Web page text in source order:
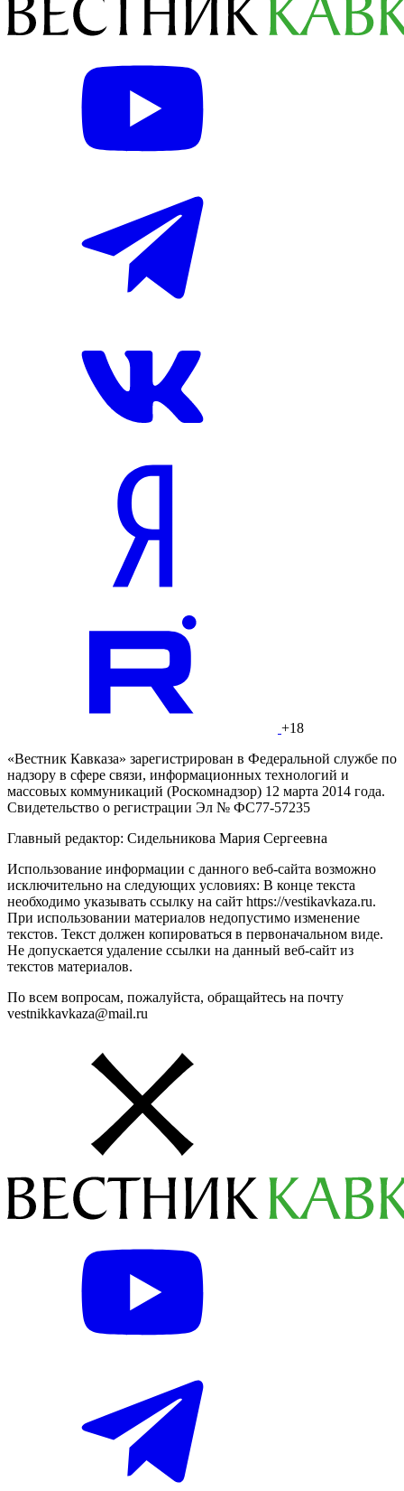
+18
«Вестник Кавказа» зарегистрирован в Федеральной службе по
надзору в сфере связи, информационных технологий и
массовых коммуникаций (Роскомнадзор) 12 марта 2014 года.
Свидетельство о регистрации Эл № ФС77-57235
Главный редактор: Сидельникова Мария Сергеевна
Использование информации с данного веб-сайта возможно
исключительно на следующих условиях: В конце текста
необходимо указывать ссылку на сайт https://vestikavkaza.ru.
При использовании материалов недопустимо изменение
текстов. Текст должен копироваться в первоначальном виде.
Не допускается удаление ссылки на данный веб-сайт из
текстов материалов.
По всем вопросам, пожалуйста, обращайтесь на почту
vestnikkavkaza@mail.ru